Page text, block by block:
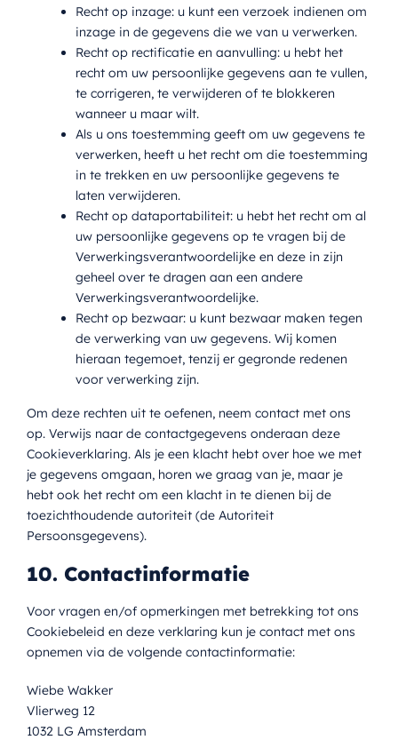
Recht op inzage: u kunt een verzoek indienen om
inzage in de gegevens die we van u verwerken.
Recht op rectificatie en aanvulling: u hebt het
recht om uw persoonlijke gegevens aan te vullen,
te corrigeren, te verwijderen of te blokkeren
wanneer u maar wilt.
Als u ons toestemming geeft om uw gegevens te
verwerken, heeft u het recht om die toestemming
in te trekken en uw persoonlijke gegevens te
laten verwijderen.
Recht op dataportabiliteit: u hebt het recht om al
uw persoonlijke gegevens op te vragen bij de
Verwerkingsverantwoordelijke en deze in zijn
geheel over te dragen aan een andere
Verwerkingsverantwoordelijke.
Recht op bezwaar: u kunt bezwaar maken tegen
de verwerking van uw gegevens. Wij komen
hieraan tegemoet, tenzij er gegronde redenen
voor verwerking zijn.
Om deze rechten uit te oefenen, neem contact met ons
op. Verwijs naar de contactgegevens onderaan deze
Cookieverklaring. Als je een klacht hebt over hoe we met
je gegevens omgaan, horen we graag van je, maar je
hebt ook het recht om een klacht in te dienen bij de
toezichthoudende autoriteit (de Autoriteit
Persoonsgegevens).
10. Contactinformatie
Voor vragen en/of opmerkingen met betrekking tot ons
Cookiebeleid en deze verklaring kun je contact met ons
opnemen via de volgende contactinformatie:
Wiebe Wakker
Vlierweg 12
1032 LG Amsterdam